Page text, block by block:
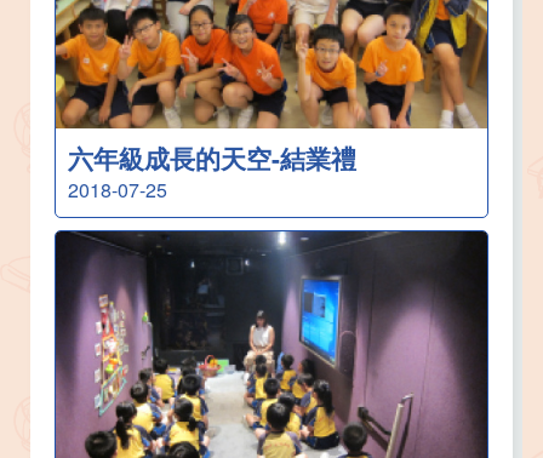
六年級成長的天空-結業禮
2018-07-25